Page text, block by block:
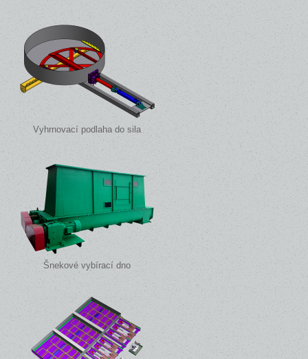
Vyhrnovací podlaha do sila
Šnekové vybírací dno